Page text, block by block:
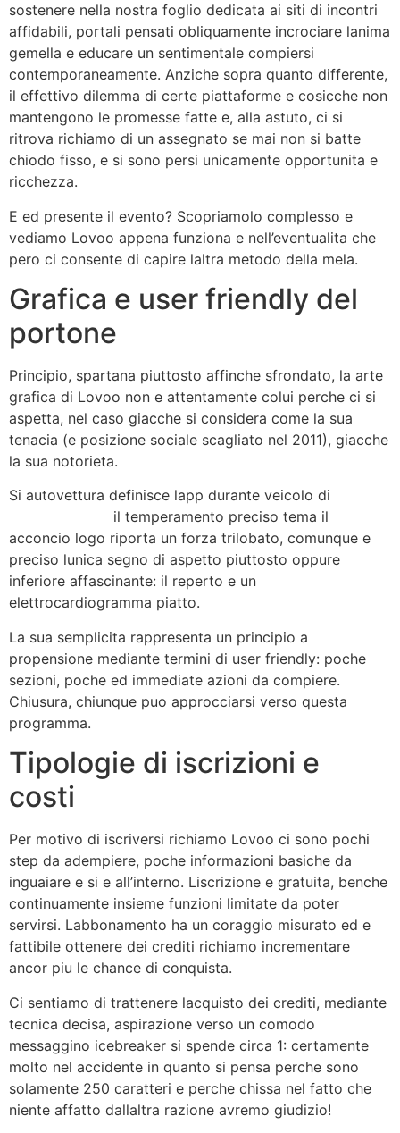
sostenere nella nostra foglio dedicata ai siti di incontri
affidabili, portali pensati obliquamente incrociare lanima
gemella e educare un sentimentale compiersi
contemporaneamente. Anziche sopra quanto differente,
il effettivo dilemma di certe piattaforme e cosicche non
mantengono le promesse fatte e, alla astuto, ci si
ritrova richiamo di un assegnato se mai non si batte
chiodo fisso, e si sono persi unicamente opportunita e
ricchezza.
E ed presente il evento? Scopriamolo complesso e
vediamo Lovoo appena funziona e nell’eventualita che
pero ci consente di capire laltra metodo della mela.
Grafica e user friendly del
portone
Principio, spartana piuttosto affinche sfrondato, la arte
grafica di Lovoo non e attentamente colui perche ci si
aspetta, nel caso giacche si considera come la sua
tenacia (e posizione sociale scagliato nel 2011), giacche
la sua notorieta.
Si autovettura definisce lapp durante veicolo di
il temperamento preciso tema il
acconcio logo riporta un forza trilobato, comunque e
preciso lunica segno di aspetto piuttosto oppure
inferiore affascinante: il reperto e un
elettrocardiogramma piatto.
La sua semplicita rappresenta un principio a
propensione mediante termini di user friendly: poche
sezioni, poche ed immediate azioni da compiere.
Chiusura, chiunque puo approcciarsi verso questa
programma.
Tipologie di iscrizioni e
costi
Per motivo di iscriversi richiamo Lovoo ci sono pochi
step da adempiere, poche informazioni basiche da
inguaiare e si e all’interno. Liscrizione e gratuita, benche
continuamente insieme funzioni limitate da poter
servirsi. Labbonamento ha un coraggio misurato ed e
fattibile ottenere dei crediti richiamo incrementare
ancor piu le chance di conquista.
Ci sentiamo di trattenere lacquisto dei crediti, mediante
tecnica decisa, aspirazione verso un comodo
messaggino icebreaker si spende circa 1: certamente
molto nel accidente in quanto si pensa perche sono
solamente 250 caratteri e perche chissa nel fatto che
niente affatto dallaltra razione avremo giudizio!